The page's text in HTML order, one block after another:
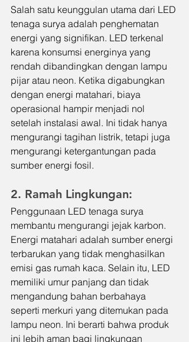
Salah satu keunggulan utama dari LED
tenaga surya adalah penghematan
energi yang signifikan. LED terkenal
karena konsumsi energinya yang
rendah dibandingkan dengan lampu
pijar atau neon. Ketika digabungkan
dengan energi matahari, biaya
operasional hampir menjadi nol
setelah instalasi awal. Ini tidak hanya
mengurangi tagihan listrik, tetapi juga
mengurangi ketergantungan pada
sumber energi fosil.
2. Ramah Lingkungan:
Penggunaan LED tenaga surya
membantu mengurangi jejak karbon.
Energi matahari adalah sumber energi
terbarukan yang tidak menghasilkan
emisi gas rumah kaca. Selain itu, LED
memiliki umur panjang dan tidak
mengandung bahan berbahaya
seperti merkuri yang ditemukan pada
lampu neon. Ini berarti bahwa produk
ini lebih aman bagi lingkungan